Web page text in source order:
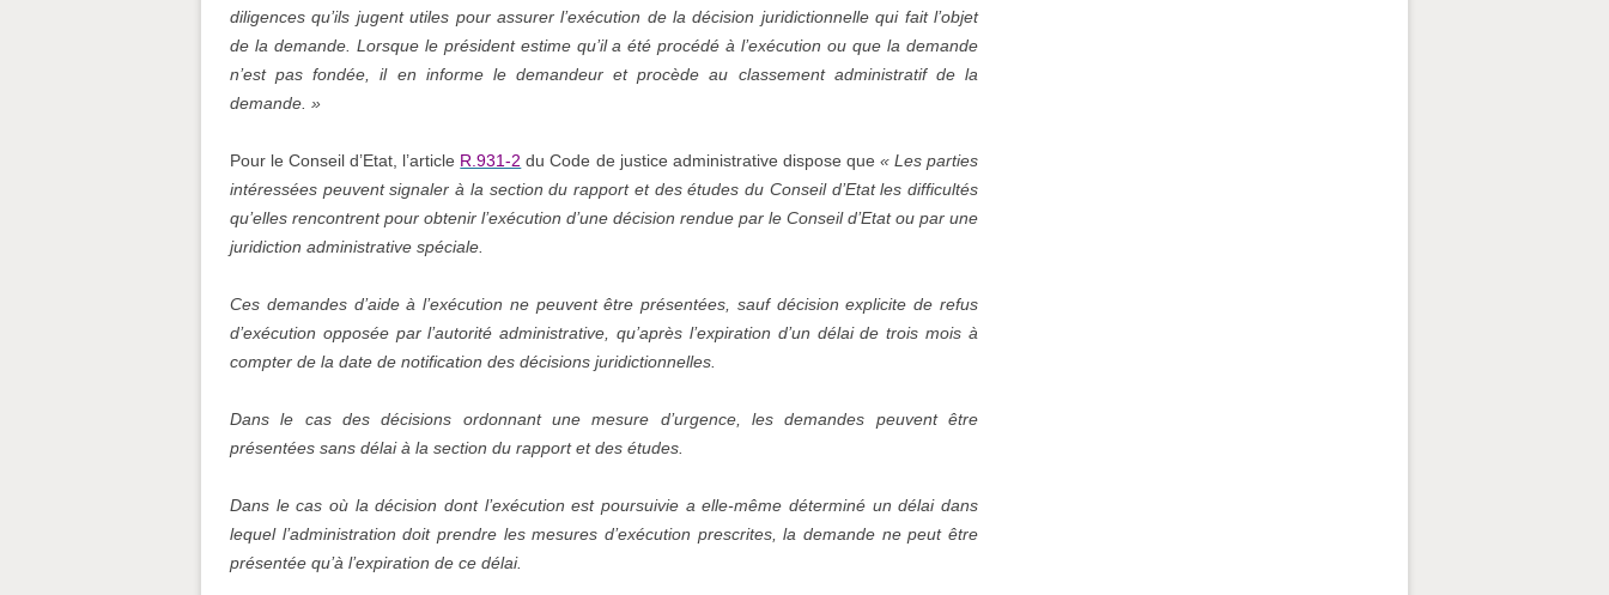
diligences qu’ils jugent utiles pour assurer l’exécution de la décision juridictionnelle qui fait l’objet
de la demande. Lorsque le président estime qu’il a été procédé à l’exécution ou que la demande
n’est pas fondée, il en informe le demandeur et procède au classement administratif de la
demande. »
Pour le Conseil d’Etat, l’article R.931-2 du Code de justice administrative dispose que « Les parties
intéressées peuvent signaler à la section du rapport et des études du Conseil d’Etat les difficultés
qu’elles rencontrent pour obtenir l’exécution d’une décision rendue par le Conseil d’Etat ou par une
juridiction administrative spéciale.
Ces demandes d’aide à l’exécution ne peuvent être présentées, sauf décision explicite de refus
d’exécution opposée par l’autorité administrative, qu’après l’expiration d’un délai de trois mois à
compter de la date de notification des décisions juridictionnelles.
Dans le cas des décisions ordonnant une mesure d’urgence, les demandes peuvent être
présentées sans délai à la section du rapport et des études.
Dans le cas où la décision dont l’exécution est poursuivie a elle-même déterminé un délai dans
lequel l’administration doit prendre les mesures d’exécution prescrites, la demande ne peut être
présentée qu’à l’expiration de ce délai.